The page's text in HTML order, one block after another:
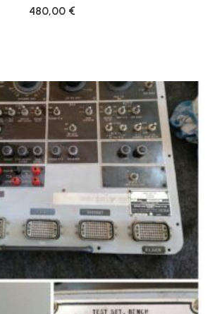
480,00 €